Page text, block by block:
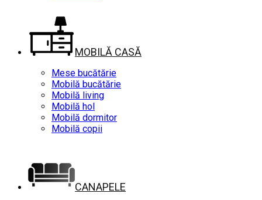
MOBILĂ CASĂ
Mese bucătărie
Mobilă bucătărie
Mobilă living
Mobilă hol
Mobilă dormitor
Mobilă copii
CANAPELE